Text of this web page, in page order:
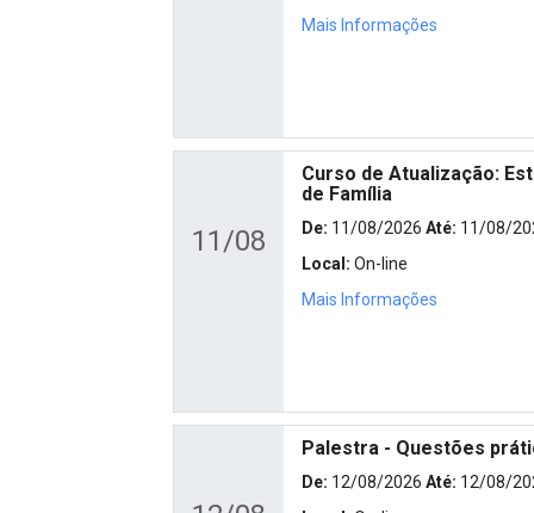
Mais Informações
11/08
Curso de Atualização:
de Família
De: 11/08/2026 Até: 11/08/
Local: On-line
Mais Informações
Palestra - Questões
De: 12/08/2026 Até: 12/08/